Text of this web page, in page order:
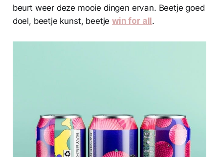
beurt weer deze mooie dingen ervan. Beetje goed
doel, beetje kunst, beetjewin for all.